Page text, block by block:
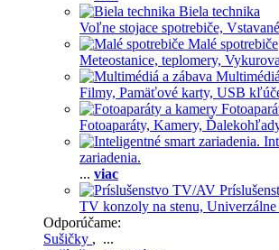
Biela technika
Voľne stojace spotrebiče,
Malé spotrebiče
Meteostanice, teplomery,
Filmy, Pamäťové karty, USB
Fotoaparáty, Kamery,
zariadenia.
... viac
TV konzoly na stenu,
Odporúčame:
Sušičky , ...